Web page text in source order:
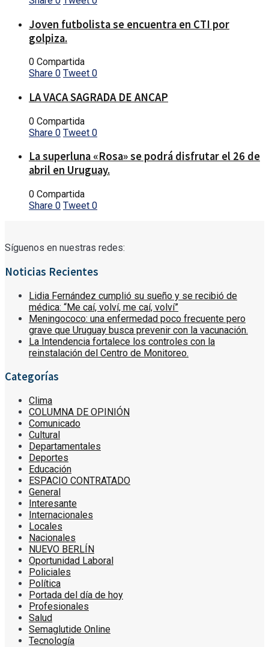
Joven futbolista se encuentra en CTI por
golpiza.
0 Compartida
Share 0 Tweet 0
LA VACA SAGRADA DE ANCAP
0 Compartida
Share 0 Tweet 0
La superluna «Rosa» se podrá disfrutar el 26 de
abril en Uruguay.
0 Compartida
Share 0 Tweet 0
Síguenos en nuestras redes:
Noticias Recientes
Lidia Fernández cumplió su sueño y se recibió de
médica: “Me caí, volví, me caí, volví”
Meningococo: una enfermedad poco frecuente pero
grave que Uruguay busca prevenir con la vacunación.
La Intendencia fortalece los controles con la
reinstalación del Centro de Monitoreo.
Categorías
Clima
COLUMNA DE OPINIÓN
Comunicado
Cultural
Departamentales
Deportes
Educación
ESPACIO CONTRATADO
General
Interesante
Internacionales
Locales
Nacionales
NUEVO BERLÍN
Oportunidad Laboral
Policiales
Política
Portada del día de hoy
Profesionales
Salud
Semaglutide Online
Tecnología